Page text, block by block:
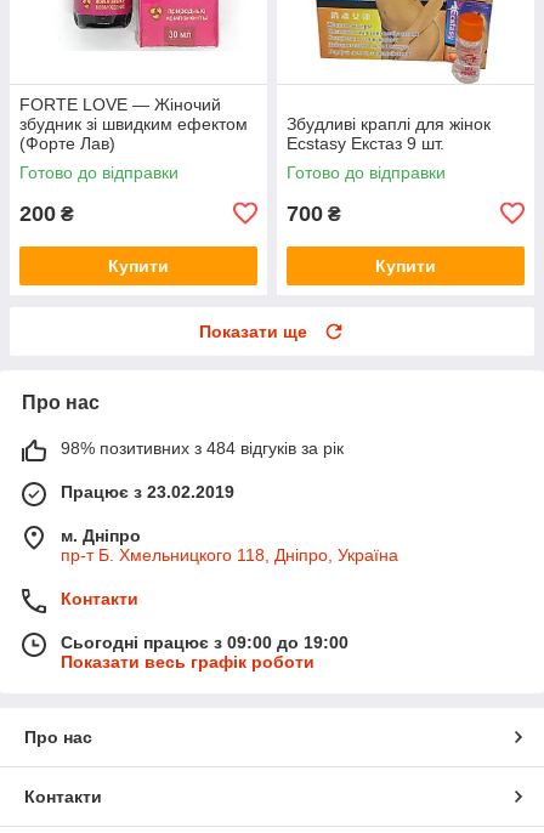
FORTE LOVE — Жіночий
збудник зі швидким ефектом
(Форте Лав)
Готово до відправки
200 ₴
Купити
Збудливі краплі для жінок
Ecstasy Екстаз 9 шт.
Готово до відправки
700 ₴
Купити
Показати ще
Про нас
98% позитивних з 484 відгуків за рік
Працює з 23.02.2019
м. Дніпро
пр-т Б. Хмельницкого 118, Дніпро, Україна
Контакти
Сьогодні працює з 09:00 до 19:00
Показати весь графік роботи
Про нас
Контакти